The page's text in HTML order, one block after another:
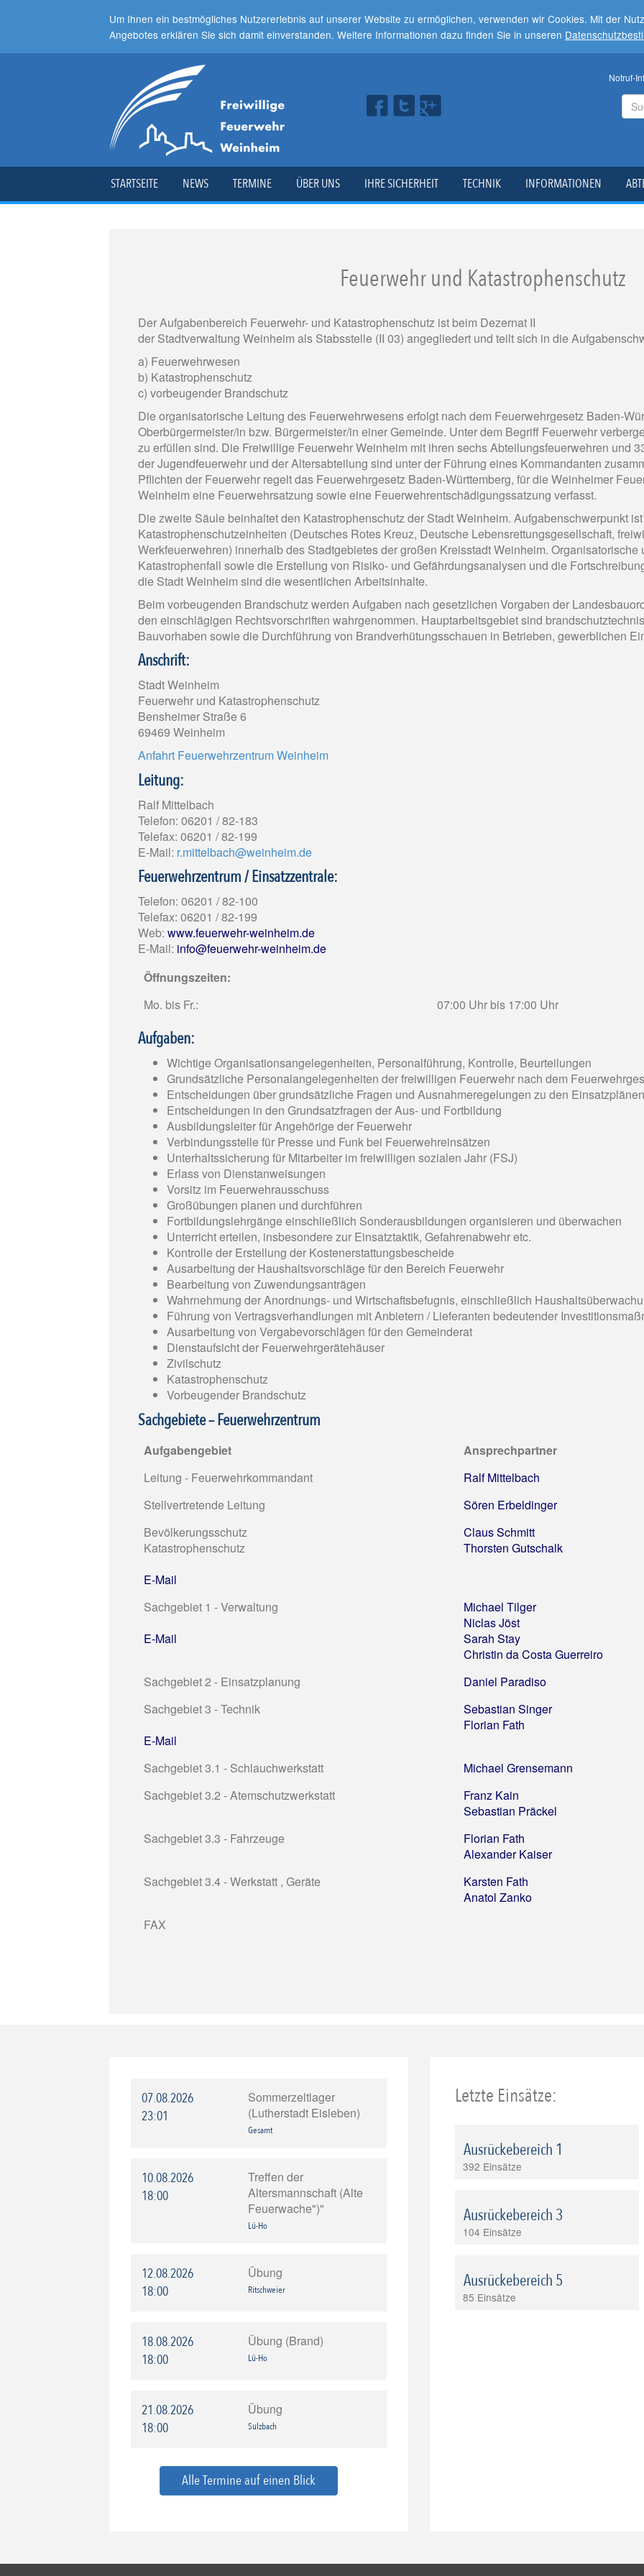
Um Ihnen ein bestmögliches Nutzererlebnis auf unserer Website zu ermöglichen, verwenden wir Cookies. Mit der
Angebotes erklären Sie sich damit einverstanden. Weitere Informationen dazu finden Sie in unseren
Notruf-
STARTSEITE NEWS TERMINE ÜBER UNS IHRE SICHERHEIT TECHNIK INFORMATIONEN
Feuerwehr und Katastrophenschutz
Der Aufgabenbereich Feuerwehr- und Katastrophenschutz ist beim Dezernat II
der Stadtverwaltung Weinheim als Stabsstelle (II 03) angegliedert und teilt sich in die
a) Feuerwehrwesen
b) Katastrophenschutz
c) vorbeugender Brandschutz
Die organisatorische Leitung des Feuerwehrwesens erfolgt nach dem Feuerwehrgesetz Baden-
Oberbürgermeister/in bzw. Bürgermeister/in einer Gemeinde. Unter dem Begriff Feuerwehr
zu erfüllen sind. Die Freiwillige Feuerwehr Weinheim mit ihren sechs Abteilungsfeuerwehren und
der Jugendfeuerwehr und der Altersabteilung sind unter der Führung eines Kommandanten
Pflichten der Feuerwehr regelt das Feuerwehrgesetz Baden-Württemberg, für die Weinheimer
Weinheim eine Feuerwehrsatzung sowie eine Feuerwehrentschädigungssatzung verfasst.
Die zweite Säule beinhaltet den Katastrophenschutz der Stadt Weinheim. Aufgabenschwerpunkt
Katastrophenschutzeinheiten (Deutsches Rotes Kreuz, Deutsche Lebensrettungsgesellschaft,
Werkfeuerwehren) innerhalb des Stadtgebietes der großen Kreisstadt Weinheim. Organisatorische
Katastrophenfall sowie die Erstellung von Risiko- und Gefährdungsanalysen und die
die Stadt Weinheim sind die wesentlichen Arbeitsinhalte.
Beim vorbeugenden Brandschutz werden Aufgaben nach gesetzlichen Vorgaben der
den einschlägigen Rechtsvorschriften wahrgenommen. Hauptarbeitsgebiet sind
Bauvorhaben sowie die Durchführung von Brandverhütungsschauen in Betrieben, gewerblichen
Anschrift:
Stadt Weinheim
Feuerwehr und Katastrophenschutz
Bensheimer Straße 6
69469 Weinheim
Anfahrt Feuerwehrzentrum Weinheim
Leitung:
Ralf Mittelbach
Telefon: 06201 / 82-183
Telefax: 06201 / 82-199
E-Mail: r.mittelbach@weinheim.de
Feuerwehrzentrum / Einsatzzentrale:
Telefon: 06201 / 82-100
Telefax: 06201 / 82-199
Web: www.feuerwehr-weinheim.de
E-Mail: info@feuerwehr-weinheim.de
Öffnungszeiten:
Mo. bis Fr.:
07:00 Uhr bis 17:00 Uhr
Aufgaben:
Wichtige Organisationsangelegenheiten, Personalführung, Kontrolle, Beurteilungen
Grundsätzliche Personalangelegenheiten der freiwilligen Feuerwehr nach dem
Entscheidungen über grundsätzliche Fragen und Ausnahmeregelungen zu den Einsatzplänen
Entscheidungen in den Grundsatzfragen der Aus- und Fortbildung
Ausbildungsleiter für Angehörige der Feuerwehr
Verbindungsstelle für Presse und Funk bei Feuerwehreinsätzen
Unterhaltssicherung für Mitarbeiter im freiwilligen sozialen Jahr (FSJ)
Erlass von Dienstanweisungen
Vorsitz im Feuerwehrausschuss
Großübungen planen und durchführen
Fortbildungslehrgänge einschließlich Sonderausbildungen organisieren und überwachen
Unterricht erteilen, insbesondere zur Einsatztaktik, Gefahrenabwehr etc.
Kontrolle der Erstellung der Kostenerstattungsbescheide
Ausarbeitung der Haushaltsvorschläge für den Bereich Feuerwehr
Bearbeitung von Zuwendungsanträgen
Wahrnehmung der Anordnungs- und Wirtschaftsbefugnis, einschließlich
Führung von Vertragsverhandlungen mit Anbietern / Lieferanten bedeutender
Ausarbeitung von Vergabevorschlägen für den Gemeinderat
Dienstaufsicht der Feuerwehrgerätehäuser
Zivilschutz
Katastrophenschutz
Vorbeugender Brandschutz
Sachgebiete – Feuerwehrzentrum
Aufgabengebiet Ansprechpartner
Leitung - Feuerwehrkommandant
Ralf Mittelbach
Stellvertretende Leitung
Sören Erbeldinger
Bevölkerungsschutz
Katastrophenschutz
E-Mail
Claus Schmitt
Thorsten Gutschalk
Sachgebiet 1 - Verwaltung
E-Mail
Michael Tilger
Niclas Jöst
Sarah Stay
Christin da Costa Guerreiro
Sachgebiet 2 - Einsatzplanung
Daniel Paradiso
Sachgebiet 3 - Technik
E-Mail
Sebastian Singer
Florian Fath
Sachgebiet 3.1 - Schlauchwerkstatt Michael Grensemann
Sachgebiet 3.2 - Atemschutzwerkstatt
Franz Kain
Sebastian Präckel
Sachgebiet 3.3 - Fahrzeuge
Florian Fath
Alexander Kaiser
Sachgebiet 3.4 - Werkstatt , Geräte
Karsten Fath
Anatol Zanko
FAX
07.08.2026
23:01
Sommerzeltlager
(Lutherstadt Eisleben)
Gesamt
10.08.2026
18:00
Treffen der
Altersmannschaft (Alte
Feuerwache")"
Lü-Ho
12.08.2026
18:00
Übung
Ritschweier
18.08.2026
18:00
Übung (Brand)
Lü-Ho
21.08.2026
18:00
Übung
Sulzbach
Alle Termine auf einen Blick
Letzte Einsätze:
Ausrückebereich 1
392 Einsätze
Ausrückebereich 3
104 Einsätze
Ausrückebereich 5
85 Einsätze